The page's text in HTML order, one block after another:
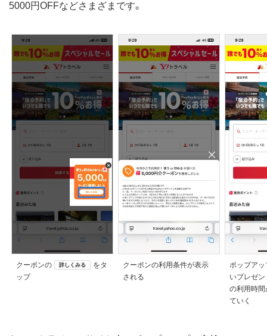
5000円OFFなどさまざまです。
クーポンの 詳しくみる
をタ
ップ
クーポンの利用条件が表示
される
ポップアッ
いプレゼ
の利用時
ていく